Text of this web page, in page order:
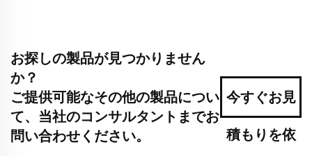
お探しの製品が見つかりません
か？
ご提供可能なその他の製品につい
て、当社のコンサルタントまでお
問い合わせください。
今すぐお見
積もりを依